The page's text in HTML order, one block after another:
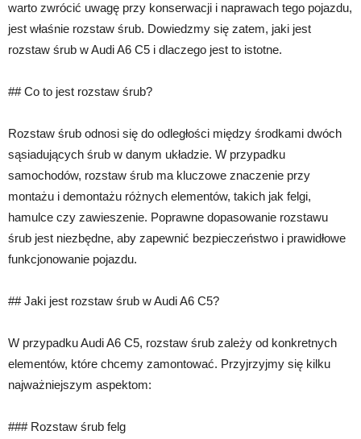
warto zwrócić uwagę przy konserwacji i naprawach tego pojazdu,
jest właśnie rozstaw śrub. Dowiedzmy się zatem, jaki jest
rozstaw śrub w Audi A6 C5 i dlaczego jest to istotne.
## Co to jest rozstaw śrub?
Rozstaw śrub odnosi się do odległości między środkami dwóch
sąsiadujących śrub w danym układzie. W przypadku
samochodów, rozstaw śrub ma kluczowe znaczenie przy
montażu i demontażu różnych elementów, takich jak felgi,
hamulce czy zawieszenie. Poprawne dopasowanie rozstawu
śrub jest niezbędne, aby zapewnić bezpieczeństwo i prawidłowe
funkcjonowanie pojazdu.
## Jaki jest rozstaw śrub w Audi A6 C5?
W przypadku Audi A6 C5, rozstaw śrub zależy od konkretnych
elementów, które chcemy zamontować. Przyjrzyjmy się kilku
najważniejszym aspektom:
### Rozstaw śrub felg